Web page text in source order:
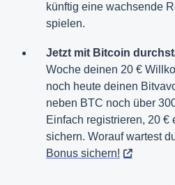
künftig eine wachsende
spielen.
Jetzt mit Bitcoin
Woche deinen 20 €
noch heute deinen
neben BTC noch über
Einfach registrieren, 20
sichern. Worauf wartest
Bonus sichern!